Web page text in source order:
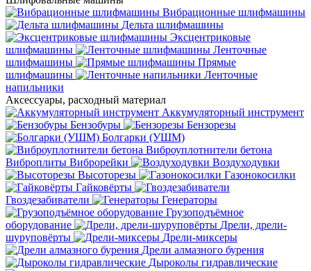
Вибрационные шлифмашины
Дельта шлифмашины
Эксцентриковые
шлифмашины
Ленточные
шлифмашины
Прямые
шлифмашины
Ленточные
напильники
Аксессуары, расходный материал
Аккумуляторный инструмент
Бензобуры
Бензорезы
Болгарки (УШМ)
Виброуплотнители бетона
Виброплиты Виброрейки
Воздуходувки
Высоторезы
Газонокосилки
Гайковёрты
Гвоздезабиватели
Генераторы
Грузоподъёмное
оборудование
Дрели, дрели-
шуруповёрты
Дрели-миксеры
Дрели алмазного бурения
Дыроколы гидравлические